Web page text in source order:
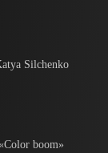
Silchenko
boom»